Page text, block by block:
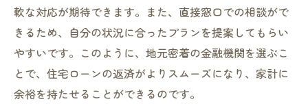
軟な対応が期待できます。また、直接窓口での相談がで
きるため、自分の状況に合ったプランを提案してもらい
やすいです。このように、地元密着の金融機関を選ぶこ
とで、住宅ローンの返済がよりスムーズになり、家計に
余裕を持たせることができるのです。